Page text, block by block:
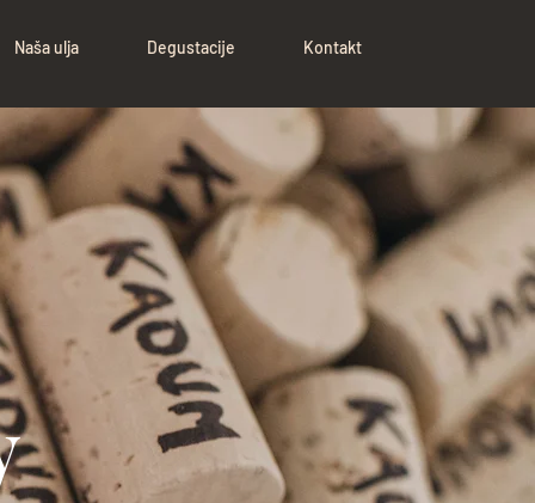
Naša ulja Degustacije Kontakt